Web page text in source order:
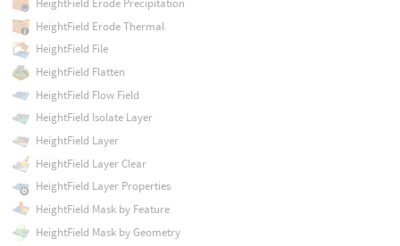
HeightField Erode Thermal
HeightField File
HeightField Flatten
HeightField Flow Field
HeightField Isolate Layer
HeightField Layer
HeightField Layer Clear
HeightField Layer Properties
HeightField Mask by Feature
HeightField Mask by Geometry